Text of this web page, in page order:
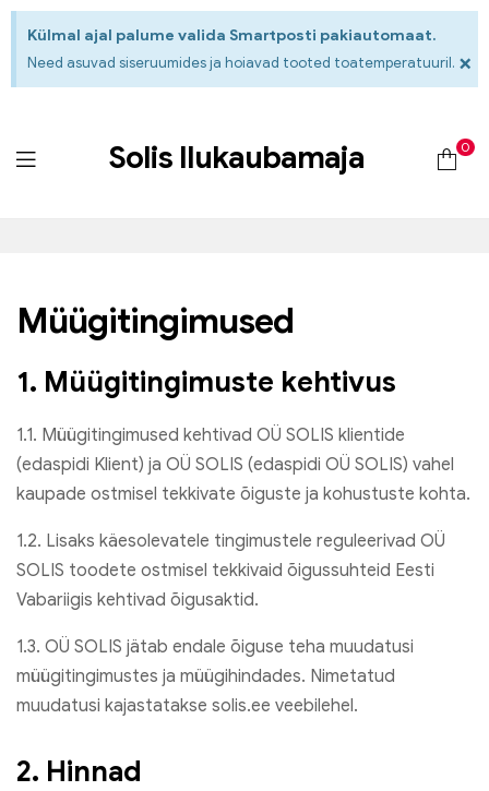
Külmal ajal palume valida Smartposti pakiautomaat.
Need asuvad siseruumides ja hoiavad tooted toatemperatuuril. ×
Solis Ilukaubamaja 0
Müügitingimused
1. Müügitingimuste kehtivus
1.1. Müügitingimused kehtivad OÜ SOLIS klientide
(edaspidi Klient) ja OÜ SOLIS (edaspidi OÜ SOLIS) vahel
kaupade ostmisel tekkivate õiguste ja kohustuste kohta.
1.2. Lisaks käesolevatele tingimustele reguleerivad OÜ
SOLIS toodete ostmisel tekkivaid õigussuhteid Eesti
Vabariigis kehtivad õigusaktid.
1.3. OÜ SOLIS jätab endale õiguse teha muudatusi
müügitingimustes ja müügihindades. Nimetatud
muudatusi kajastatakse solis.ee veebilehel.
2. Hinnad